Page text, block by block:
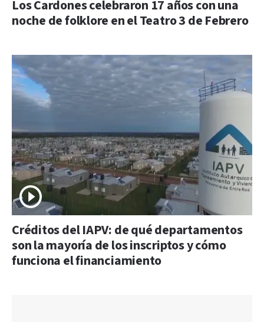
Los Cardones celebraron 17 años con una
noche de folklore en el Teatro 3 de Febrero
Créditos del IAPV: de qué departamentos
son la mayoría de los inscriptos y cómo
funciona el financiamiento